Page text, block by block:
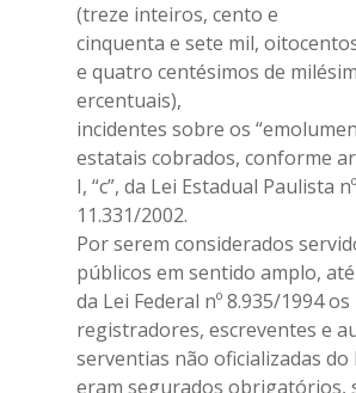
(treze inteiros, cento e
cinquenta e sete mil,
e quatro centésimos de
ercentuais),
incidentes sobre os
estatais cobrados, conforme
I, “c”, da Lei Estadual Paulista nº
11.331/2002.
Por serem considerados
públicos em sentido amplo,
da Lei Federal nº 8.935/1994
registradores, escreventes e
serventias não oficializadas do
eram segurados obrigatórios,